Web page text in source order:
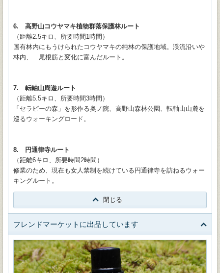
6. 高野山コウヤマキ植物群落保護林ルート
（距離2.5キロ、所要時間1時間）
国有林内にもうけられたコウヤマキの純林の保護地域。渓流沿いや
林内、 尾根筋と変化に富んだルート。
7. 転軸山周遊ルート
（距離5.5キロ、所要時間3時間）
「セラピーの森」を形作る奥ノ院、高野山森林公園、転軸山山麓を
巡るウォーキングロード。
8. 円通律寺ルート
（距離6キロ、所要時間2時間）
修業のため、現在も女人禁制を続けている円通律寺を訪ねるウォー
キングルート。
閉じる
フレンドマーケットに出品しています